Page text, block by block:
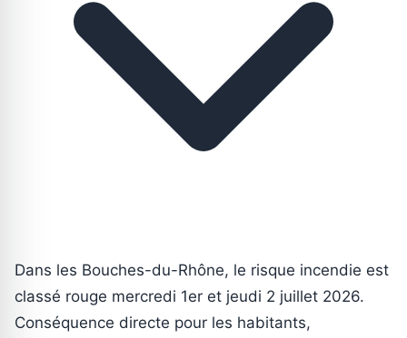
Dans les Bouches-du-Rhône, le risque incendie est
classé rouge mercredi 1er et jeudi 2 juillet 2026.
Conséquence directe pour les habitants,